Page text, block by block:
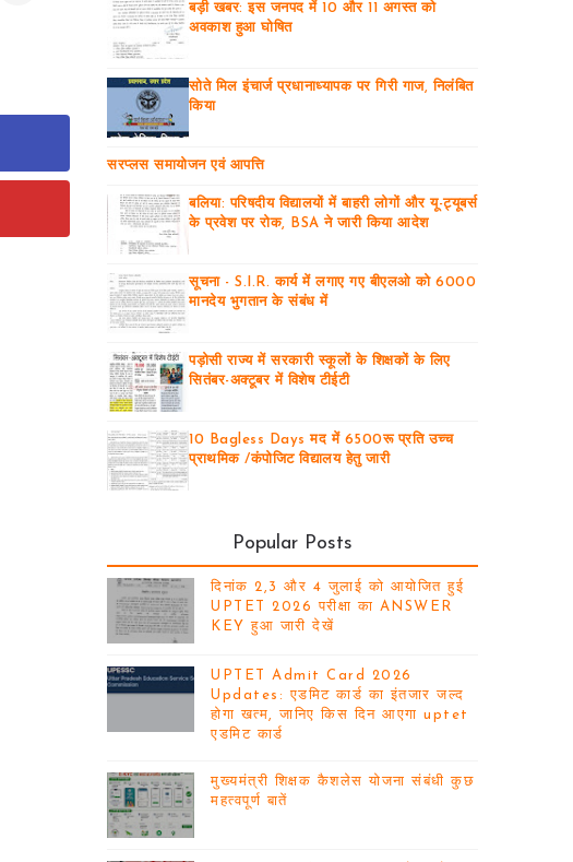
बड़ी खबर: इस जनपद में 10 और 11 अगस्त को
अवकाश हुआ घोषित
सोते मिल इंचार्ज प्रधानाध्यापक पर गिरी गाज, निलंबित
किया
सरप्लस समायोजन एवं आपत्ति
बलिया: परिषदीय विद्यालयों में बाहरी लोगों और यू-ट्यूबर्स
के प्रवेश पर रोक, BSA ने जारी किया आदेश
सूचना - S.I.R. कार्य में लगाए गए बीएलओ को 6000
मानदेय भुगतान के संबंध में
पड़ोसी राज्य में सरकारी स्कूलों के शिक्षकों के लिए
सितंबर-अक्टूबर में विशेष टीईटी
10 Bagless Days मद में 6500रू प्रति उच्च
प्राथमिक /कंपोजिट विद्यालय हेतु जारी
Popular Posts
दिनांक 2,3 और 4 जुलाई को आयोजित हुई
UPTET 2026 परीक्षा का ANSWER
KEY हुआ जारी देखें
UPTET Admit Card 2026
Updates: एडमिट कार्ड का इंतजार जल्द
होगा खत्म, जानिए किस दिन आएगा uptet
एडमिट कार्ड
मुख्यमंत्री शिक्षक कैशलेस योजना संबंधी कुछ
महत्वपूर्ण बातें